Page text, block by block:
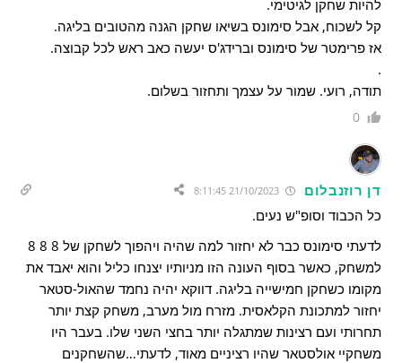
להיות שחקן לגיטימי.
קל לשכוח, אבל סימונס בשיאו שחקן הגנה מהטובים בליגה.
אז פרימטר של סימונס וברידג'ס יעשה כאב ראש לכל קבוצה.
.
תודה, רועי. שמור על עצמך ותחזור בשלום.
0
דן רוזנבלום 21/10/2023 8:11:45
כל הכבוד וסופ"ש נעים.
לדעתי סימונס כבר לא יחזור למה שהיה ויהפוך לשחקן של 8 8 8
למשחק, כאשר בסוף העונה הזו מניותיו יצנחו כליל והוא יאבד את
מקומו כשחקן חמישייה בליגה. דווקא יהיה נחמד שהאול-סטאר
יחזור למתכונת הקלאסית. מזרח מול מערב, משחק קצת יותר
תחרותי ועם רצינות שמתגלה יותר בחצי השני שלו. בעבר היו
משחקיי אולסטאר שהיו רציניים מאוד, לדעתי…שהשחקנים